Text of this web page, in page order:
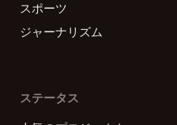
スポーツ
ジャーナリズム
ステータス